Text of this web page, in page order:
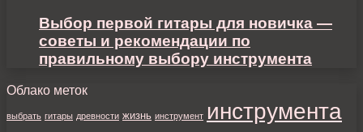
Выбор первой гитары для новичка —
советы и рекомендации по
правильному выбору инструмента
Облако меток
выбрать гитары древности жизнь инструмент инструмента